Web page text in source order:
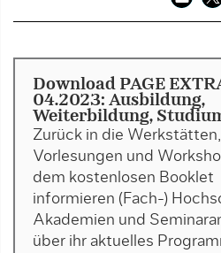
Download PAGE
04.2023: Ausbildung,
Weiterbildung,
Zurück in die
Vorlesungen und
dem kostenlosen Booklet
informieren (Fach-)
Akademien und
über ihr aktuelles